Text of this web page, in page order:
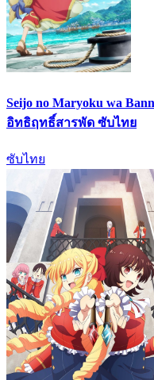
Seijo no Maryoku wa
อิทธิฤทธิ์สารพัด ซับไทย
ซับไทย